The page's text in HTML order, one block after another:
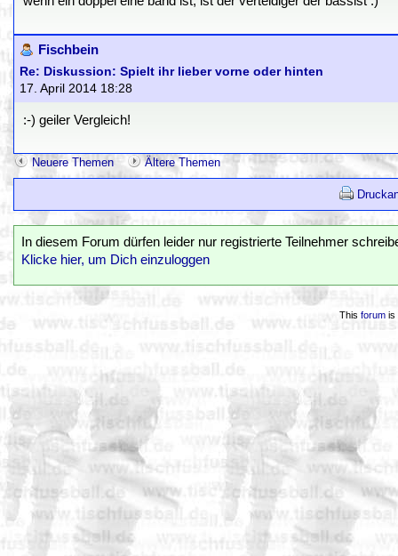
Fischbein
Re: Diskussion: Spielt ihr lieber vorne oder hinten
17. April 2014 18:28
:-) geiler Vergleich!
Neuere Themen Ältere Themen
In diesem Forum dürfen leider nur registrierte Teilnehmer
Klicke hier, um Dich einzuloggen
This forumis